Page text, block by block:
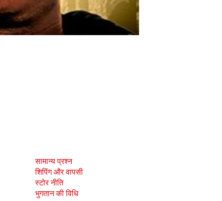
सामान्य प्रश्न
शिपिंग और वापसी
स्टोर नीति
भुगतान की विधि